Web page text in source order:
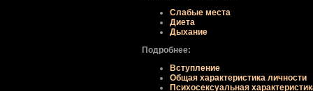
Слабые места
Диета
Дыхание
Подробнее:
Вступление
Общая хаpактеpистика личности
Психосексуальная